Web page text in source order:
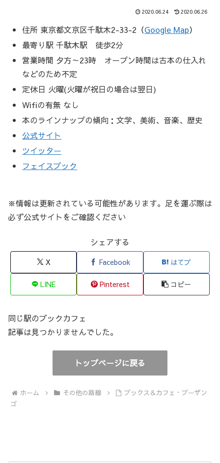
2020.06.24 2020.06.26
住所 東京都文京区千駄木2-33-2（Google Map）
最寄り駅 千駄木駅 徒歩2分
営業時間 夕方～23時 オープン時間は古本の仕入れ
などのため不定
定休日 火曜(火曜が祝日の場合は翌日)
Wifiの有無 なし
本のラインナップの傾向：文学、美術、音楽、歴史
公式サイト
ツイッター
フェイスブック
※情報は更新されている可能性があります。足を運ぶ際は
必ず公式サイトをご確認ください
シェアする
X Facebook はてブ
LINE Pinterest コピー
同じ駅のブックカフェ
記事は見つかりませんでした。
トップページに戻る
ホーム その他の路線
ブックス＆カフェ・ブーザン
ゴ